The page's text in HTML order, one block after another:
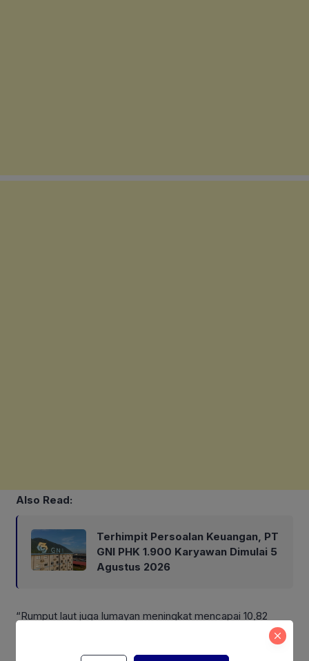
Also Read:
Terhimpit Persoalan Keuangan, PT
GNI PHK 1.900 Karyawan Dimulai 5
Agustus 2026
“Rumput laut juga lumayan meningkat mencapai 10,82
persen dari 9,7 menjadi 10,8 juta ton, jadi kalau digabung
biasanya total kurang lebih sekitar 16 juta ton yang kita bisa